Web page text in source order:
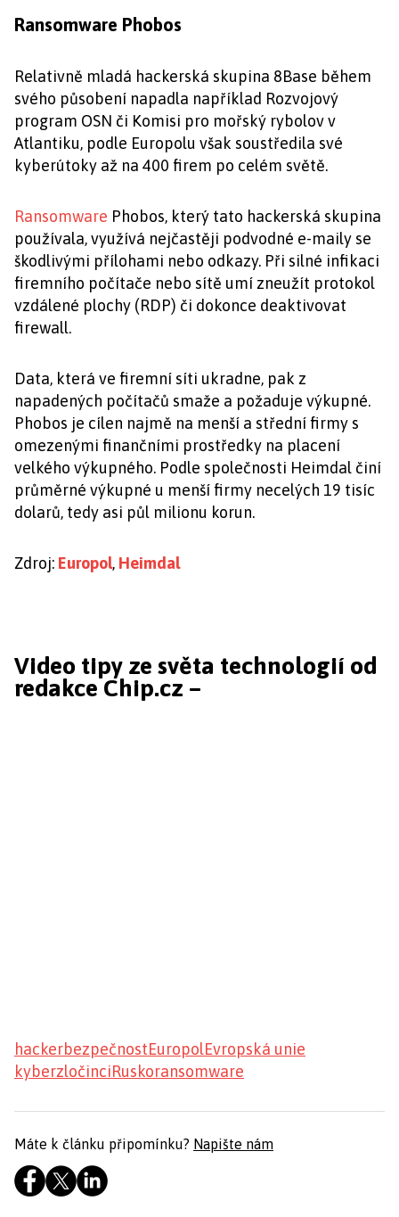
Ransomware Phobos
Relativně mladá hackerská skupina 8Base během
svého působení napadla například Rozvojový
program OSN či Komisi pro mořský rybolov v
Atlantiku, podle Europolu však soustředila své
kyberútoky až na 400 firem po celém světě.
Ransomware Phobos, který tato hackerská skupina
používala, využívá nejčastěji podvodné e-maily se
škodlivými přílohami nebo odkazy. Při silné infikaci
firemního počítače nebo sítě umí zneužít protokol
vzdálené plochy (RDP) či dokonce deaktivovat
firewall.
Data, která ve firemní síti ukradne, pak z
napadených počítačů smaže a požaduje výkupné.
Phobos je cílen najmě na menší a střední firmy s
omezenými finančními prostředky na placení
velkého výkupného. Podle společnosti Heimdal činí
průměrné výkupné u menší firmy necelých 19 tisíc
dolarů, tedy asi půl milionu korun.
Zdroj: Europol, Heimdal
Video tipy ze světa technologií od
redakce Chip.cz –
hackerbezpečnostEuropolEvropská unie
kyberzločinciRuskoransomware
Máte k článku připomínku? Napište nám